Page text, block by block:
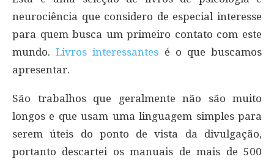
neurociência que considero de especial interesse
para quem busca um primeiro contato com este
mundo.Livros interessantes é o que buscamos
apresentar.
São trabalhos que geralmente não são muito
longos e que usam uma linguagem simples para
serem úteis do ponto de vista da divulgação,
portanto descartei os manuais de mais de 500